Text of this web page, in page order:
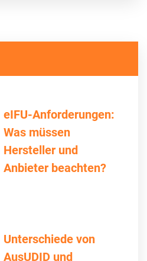
eIFU-Anforderungen:
Was müssen
Hersteller und
Anbieter beachten?
Unterschiede von
AusUDID und